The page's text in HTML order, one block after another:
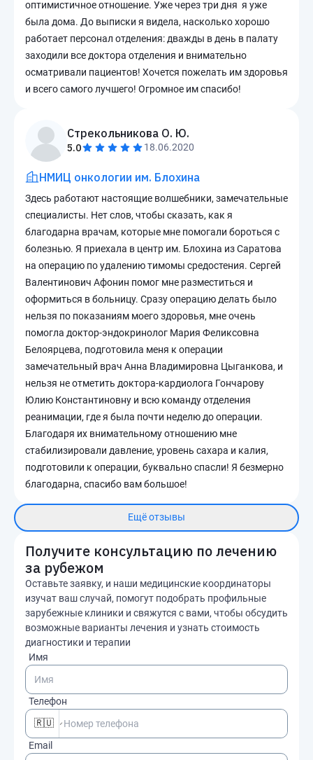
оптимистичное отношение. Уже через три дня я уже
была дома. До выписки я видела, насколько хорошо
работает персонал отделения: дважды в день в палату
заходили все доктора отделения и внимательно
осматривали пациентов! Хочется пожелать им здоровья
и всего самого лучшего! Огромное им спасибо!
Стрекольникова О. Ю.
5.0 18.06.2020
НМИЦ онкологии им. Блохина
Здесь работают настоящие волшебники, замечательные
специалисты. Нет слов, чтобы сказать, как я
благодарна врачам, которые мне помогали бороться с
болезнью. Я приехала в центр им. Блохина из Саратова
на операцию по удалению тимомы средостения. Сергей
Валентинович Афонин помог мне разместиться и
оформиться в больницу. Сразу операцию делать было
нельзя по показаниям моего здоровья, мне очень
помогла доктор-эндокринолог Мария Феликсовна
Белоярцева, подготовила меня к операции
замечательный врач Анна Владимировна Цыганкова, и
нельзя не отметить доктора-кардиолога Гончарову
Юлию Константиновну и всю команду отделения
реанимации, где я была почти неделю до операции.
Благодаря их внимательному отношению мне
стабилизировали давление, уровень сахара и калия,
подготовили к операции, буквально спасли! Я безмерно
благодарна, спасибо вам большое!
Ещё отзывы
Получите консультацию по лечению
за рубежом
Оставьте заявку, и наши медицинские координаторы
изучат ваш случай, помогут подобрать профильные
зарубежные клиники и свяжутся с вами, чтобы обсудить
возможные варианты лечения и узнать стоимость
диагностики и терапии
Имя
Телефон
🇷🇺
Email